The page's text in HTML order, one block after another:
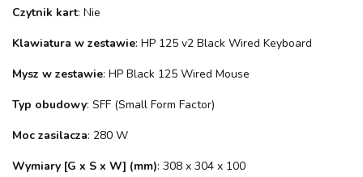
Czytnik kart: Nie
Klawiatura w zestawie: HP 125 v2 Black Wired Keyboard
Mysz w zestawie: HP Black 125 Wired Mouse
Typ obudowy: SFF (Small Form Factor)
Moc zasilacza: 280 W
Wymiary [G x S x W] (mm): 308 x 304 x 100